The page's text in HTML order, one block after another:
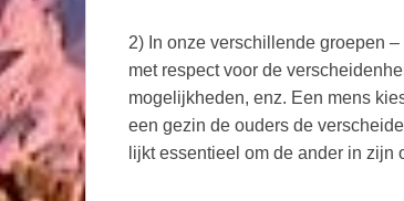
2) In onze verschillende groepen
met respect voor de
mogelijkheden, enz. Een mens
een gezin de ouders de
lijkt essentieel om de ander in